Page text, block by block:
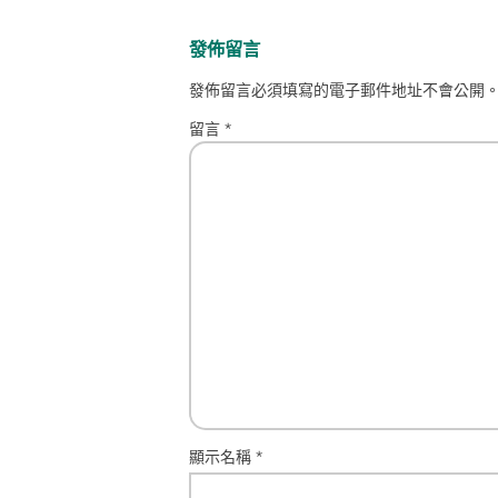
發佈留言
發佈留言必須填寫的電子郵件地址不會公開。
留言 *
顯示名稱 *